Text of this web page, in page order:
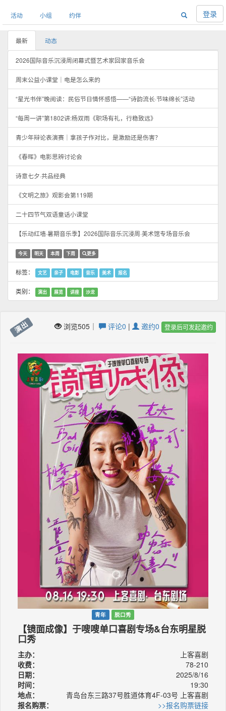
活动 小组 约伴 登录
最新 动态
2026国际音乐沉浸周闭幕式暨艺术家回家音乐会
周末公益小课堂｜电是怎么来的
“星光书伴”晚阅读：民俗节日情怀感悟——“诗韵流长·节味绵长”活动
“每周一讲”第1802讲:杨双雨《职场有礼，行稳致远》
青少年辩论表演赛｜拿孩子作对比，是激励还是伤害？
《春晖》电影思辨讨论会
诗意七夕·共品经典
《文明之旅》观影会第119期
二十四节气双语童话小课堂
【乐动红墙·暑期音乐季】2026国际音乐沉浸周·美术馆专场音乐会
今天 明天 本周 下周 更多
标签： 文艺 亲子 电影 音乐 美术 报名
类别： 演出 展览 讲座 沙龙
演出 浏览505｜ 评论0 | 邀约0 登录后可发起邀约
青年 脱口秀
【镜面成像】于嗖嗖单口喜剧专场&台东明星脱
口秀
主办：
上客喜剧
收费：
78-210
日期：
2025/8/16
时间：
19:30
地点：
青岛台东三路37号胜道体育4F-03号 上客喜剧
报名购票：
>>报名购票链接